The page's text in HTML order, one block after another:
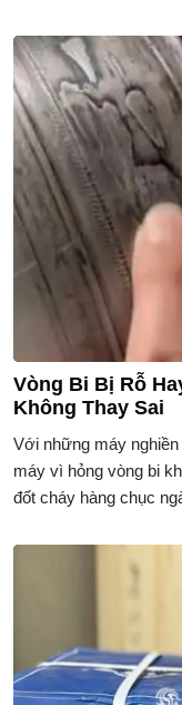
Vòng Bi Bị Rỗ
Không Thay Sai
Với những máy
máy vì hỏng vòng bi
đốt cháy hàng chục